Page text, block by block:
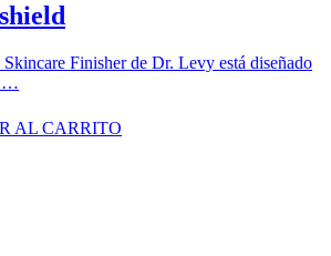
Finisher de Dr. Levy está diseñado
…
AL CARRITO